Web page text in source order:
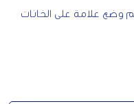
وضع علامة على الخانات